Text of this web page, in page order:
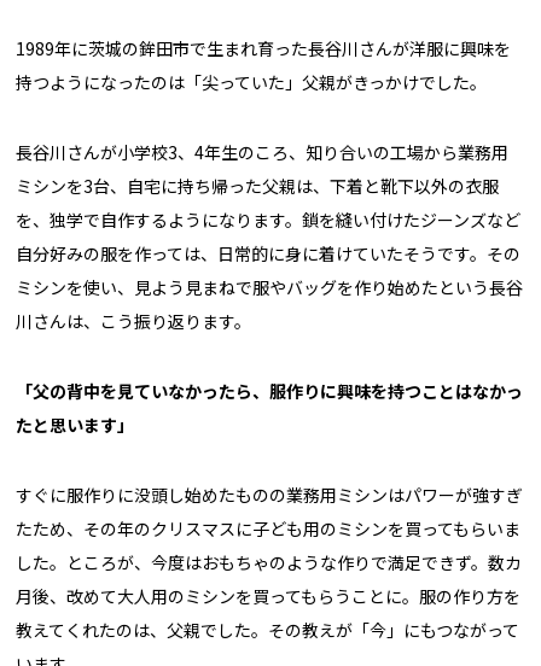
1989年に茨城の鉾田市で生まれ育った長谷川さんが洋服に興味を
持つようになったのは「尖っていた」父親がきっかけでした。
長谷川さんが小学校3、4年生のころ、知り合いの工場から業務用
ミシンを3台、自宅に持ち帰った父親は、下着と靴下以外の衣服
を、独学で自作するようになります。鎖を縫い付けたジーンズなど
自分好みの服を作っては、日常的に身に着けていたそうです。その
ミシンを使い、見よう見まねで服やバッグを作り始めたという長谷
川さんは、こう振り返ります。
「父の背中を見ていなかったら、服作りに興味を持つことはなかっ
たと思います」
すぐに服作りに没頭し始めたものの業務用ミシンはパワーが強すぎ
たため、その年のクリスマスに子ども用のミシンを買ってもらいま
した。ところが、今度はおもちゃのような作りで満足できず。数カ
月後、改めて大人用のミシンを買ってもらうことに。服の作り方を
教えてくれたのは、父親でした。その教えが「今」にもつながって